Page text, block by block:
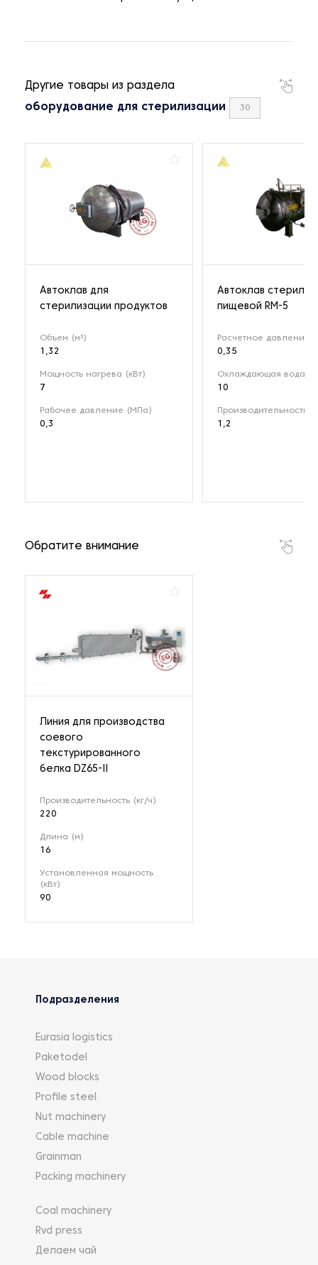
Другие товары из раздела
оборудование для стерилизации 30
Автоклав для
стерилизации продуктов
Объем (м³)
1,32
Мощность нагрева (кВт)
7
Рабочее давление (МПа)
0,3
Автоклав
пищевой RM-5
Расчетное давление
0,35
Охлаждающая вода
10
Производительность
1,2
Обратите внимание
Линия для производства
соевого
текстурированного
белка DZ65-II
Производительность (кг/ч)
220
Длина (м)
16
Установленная мощность
(кВт)
90
Подразделения
Eurasia logistics
Paketodel
Wood blocks
Profile steel
Nut machinery
Cable machine
Grainman
Packing machinery
Coal machinery
Rvd press
Делаем чай